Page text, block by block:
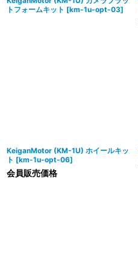
トフォームキット [km-1u-opt-03]
KeiganMotor (KM-1U) ホイールキッ
ト [km-1u-opt-06]
会員販売価格